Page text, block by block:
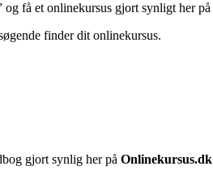
og få et onlinekursus gjort synligt her på
finder dit onlinekursus.
gjort synlig her på Onlinekursus.dk